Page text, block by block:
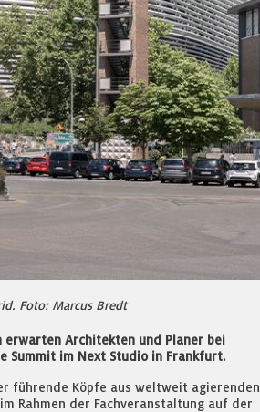
Foto: Marcus Bredt
erwarten Architekten und Planer bei
Summit im Next Studio in Frankfurt.
führende Köpfe aus weltweit agierenden
Rahmen der Fachveranstaltung auf der